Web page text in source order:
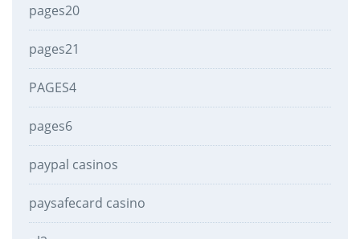
pages20
pages21
PAGES4
pages6
paypal casinos
paysafecard casino